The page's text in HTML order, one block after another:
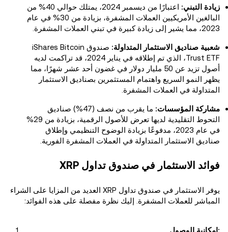
زيادة التبني:
اعتبارًا من ديسمبر 2024، يمتلك حوالي 40% من
البالغين الأمريكيين العملات المشفرة، بزيادة من 30% في عام
2023، مما يشير إلى زيادة كبيرة في تبني العملات المشفرة.
شعبية صناديق الاستثمار المتداولة:
صندوق iShares Bitcoin
Trust ETF، الذي تم إطلاقه في يناير 2024، قد تراكمت لديه
أصول تزيد عن 50 مليار دولار في غضون أحد عشر شهرًا، مما
يظهر النمو السريع واهتمام المستثمرين بصناديق الاستثمار
المتداولة في العملات المشفرة.
مشاركة المؤسسات:
ما يقرب من نصف (47%) صناديق
التحوط التقليدية لديها تعرض للأصول الرقمية، بزيادة من 29%
في عام 2023، مدفوعًا بزيادة الوضوح التنظيمي وإطلاق
صناديق الاستثمار المتداولة في العملات المشفرة الفورية.
فوائد الاستثمار في صندوق تداول XRP
يوفر الاستثمار في صندوق تداول XRP العديد من المزايا على الشراء
المباشر للعملات المشفرة. إليك نظرة مفصلة على هذه الفوائد:
إمكانية الوصول: